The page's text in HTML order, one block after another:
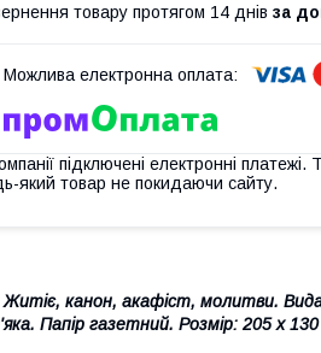
товару протягом 14 днів за
підключені електронні
який товар не покидаючи сайту.
канон, акафіст, молитви.
Папір газетний. Розмір: 205 х